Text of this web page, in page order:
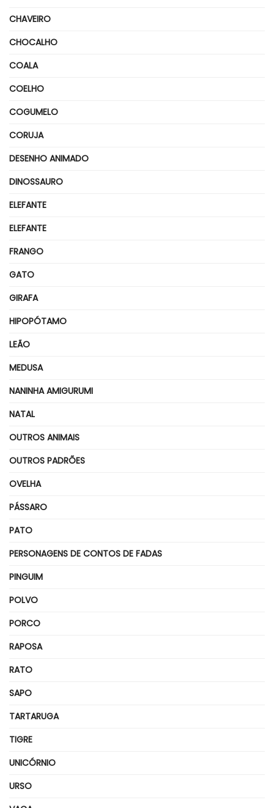
CHAVEIRO
CHOCALHO
COALA
COELHO
COGUMELO
CORUJA
DESENHO ANIMADO
DINOSSAURO
ELEFANTE
ELEFANTE
FRANGO
GATO
GIRAFA
HIPOPÓTAMO
LEÃO
MEDUSA
NANINHA AMIGURUMI
NATAL
OUTROS ANIMAIS
OUTROS PADRÕES
OVELHA
PÁSSARO
PATO
PERSONAGENS DE CONTOS DE FADAS
PINGUIM
POLVO
PORCO
RAPOSA
RATO
SAPO
TARTARUGA
TIGRE
UNICÓRNIO
URSO